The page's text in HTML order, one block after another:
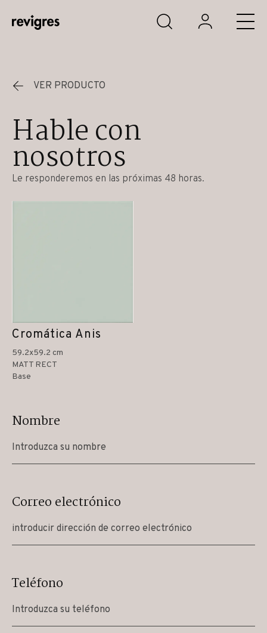
Saltar al contenido principal
VER PRODUCTO
Hable con
nosotros
Le responderemos en las próximas 48 horas.
Cromática Anis
59.2x59.2 cm
MATT RECT
Base
Nombre
Correo electrónico
Teléfono